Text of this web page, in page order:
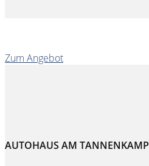
Zum Angebot
AUTOHAUS AM TANNENKAMP